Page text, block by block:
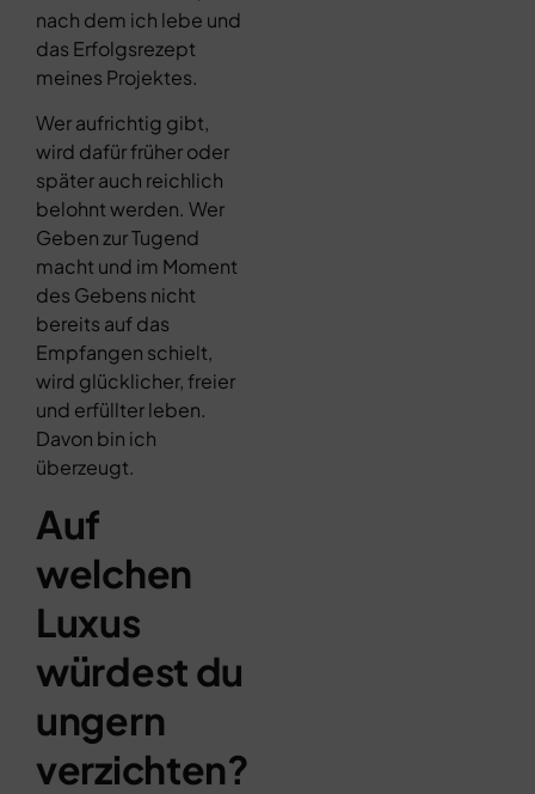
nach dem ich lebe und
das Erfolgsrezept
meines Projektes.
Wer aufrichtig gibt,
wird dafür früher oder
später auch reichlich
belohnt werden. Wer
Geben zur Tugend
macht und im Moment
des Gebens nicht
bereits auf das
Empfangen schielt,
wird glücklicher, freier
und erfüllter leben.
Davon bin ich
überzeugt.
Auf
welchen
Luxus
würdest du
ungern
verzichten?